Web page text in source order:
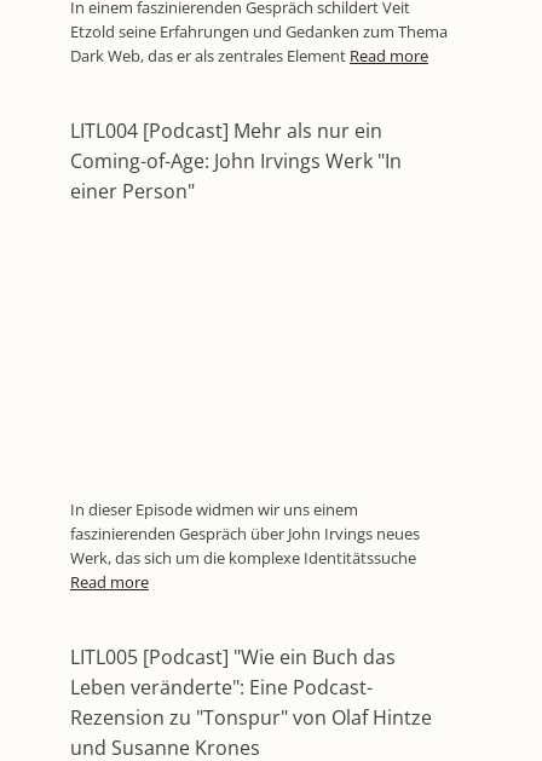
In einem faszinierenden Gespräch schildert Veit
Etzold seine Erfahrungen und Gedanken zum Thema
Dark Web, das er als zentrales Element Read more
LITL004 [Podcast] Mehr als nur ein
Coming-of-Age: John Irvings Werk "In
einer Person"
In dieser Episode widmen wir uns einem
faszinierenden Gespräch über John Irvings neues
Werk, das sich um die komplexe Identitätssuche
Read more
LITL005 [Podcast] "Wie ein Buch das
Leben veränderte": Eine Podcast-
Rezension zu "Tonspur" von Olaf Hintze
und Susanne Krones